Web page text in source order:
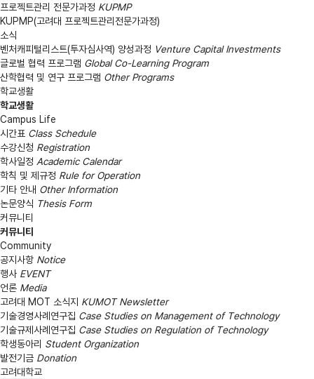
프로젝트관리 전문가과정 KUPMP
KUPMP(고려대 프로젝트관리전문가과정)
소식
벤처캐피털리스트(투자심사역) 양성과정 Venture Capital Investments
글로벌 협력 프로그램 Global Co-Learning Program
산학협력 및 연구 프로그램 Other Programs
학교생활
학교생활
Campus Life
시간표 Class Schedule
수강신청 Registration
학사일정 Academic Calendar
학칙 및 제규정 Rule for Operation
기타 안내 Other Information
논문양식 Thesis Form
커뮤니티
커뮤니티
Community
공지사항 Notice
행사 EVENT
언론 Media
고려대 MOT 소식지 KUMOT Newsletter
기술경영사례연구집 Case Studies on Management of Technology
기술규제사례연구집 Case Studies on Regulation of Technology
학생동아리 Student Organization
발전기금 Donation
고려대학교